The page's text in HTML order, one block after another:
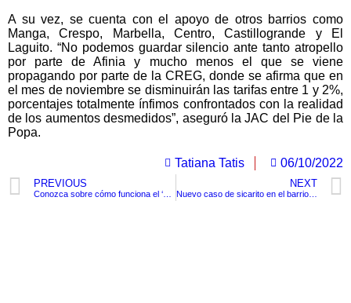
A su vez, se cuenta con el apoyo de otros barrios como
Manga, Crespo, Marbella, Centro, Castillogrande y El
Laguito. “No podemos guardar silencio ante tanto atropello
por parte de Afinia y mucho menos el que se viene
propagando por parte de la CREG, donde se afirma que en
el mes de noviembre se disminuirán las tarifas entre 1 y 2%,
porcentajes totalmente ínfimos confrontados con la realidad
de los aumentos desmedidos”, aseguró la JAC del Pie de la
Popa.
Tatiana Tatis 06/10/2022
PREVIOUS NEXT
Nuevo caso de sicarito en el barrio Villa Campo, Turbaco